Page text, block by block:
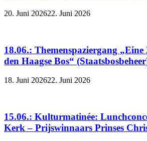
20. Juni 202622. Juni 2026
18.06.: Themenspaziergang
den Haagse Bos“
18. Juni 202622. Juni 2026
15.06.: Kulturmatinée:
Kerk – Prijswinnaars Prinses